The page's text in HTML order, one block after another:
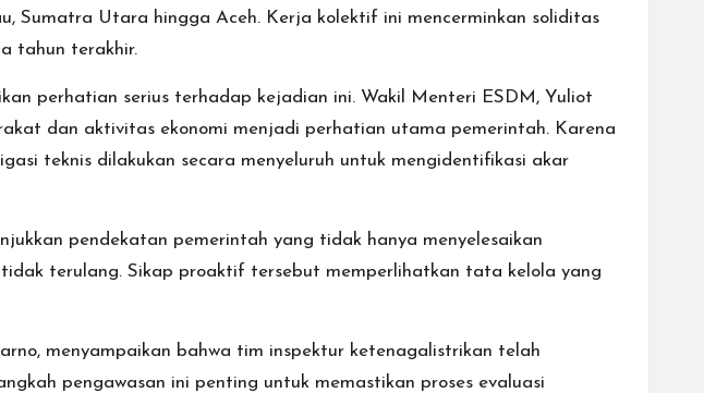
Sumatra Utara hingga Aceh. Kerja kolektif ini mencerminkan soliditas
tahun terakhir.
perhatian serius terhadap kejadian ini. Wakil Menteri ESDM, Yuliot
dan aktivitas ekonomi menjadi perhatian utama pemerintah. Karena
teknis dilakukan secara menyeluruh untuk mengidentifikasi akar
pendekatan pemerintah yang tidak hanya menyelesaikan
terulang. Sikap proaktif tersebut memperlihatkan tata kelola yang
menyampaikan bahwa tim inspektur ketenagalistrikan telah
pengawasan ini penting untuk memastikan proses evaluasi